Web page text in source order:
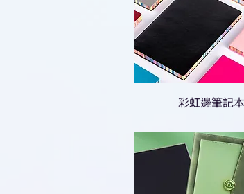
彩虹邊筆記本